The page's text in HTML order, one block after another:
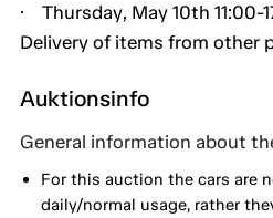
· Thursday, May 10th 11:00-
Delivery of items from other
Auktionsinfo
General information about
For this auction the cars are
daily/normal usage, rather